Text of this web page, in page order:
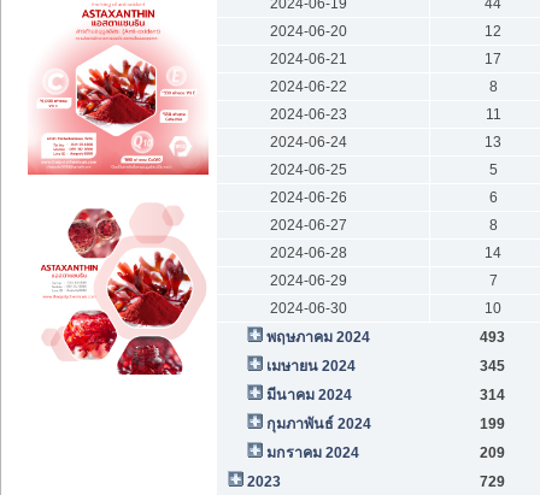
2024-06-19
44
2024-06-20
12
2024-06-21
17
2024-06-22
8
2024-06-23
11
2024-06-24
13
2024-06-25
5
2024-06-26
6
2024-06-27
8
2024-06-28
14
2024-06-29
7
2024-06-30
10
พฤษภาคม 2024
493
เมษายน 2024
345
มีนาคม 2024
314
กุมภาพันธ์ 2024
199
มกราคม 2024
209
2023
729